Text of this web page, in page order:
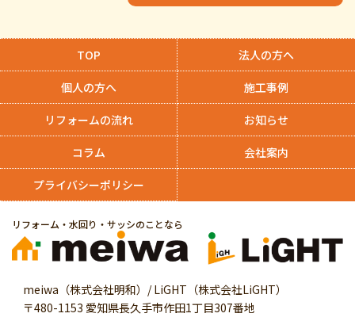
リフォーム・水回り・サッシのことなら
meiwa（株式会社明和）/ LiGHT（株式会社LiGHT）
〒480-1153 愛知県長久手市作田1丁目307番地
TOP 法人の方へ
個人の方へ 施工事例
リフォームの流れ お知らせ
コラム 会社案内
プライバシーポリシー